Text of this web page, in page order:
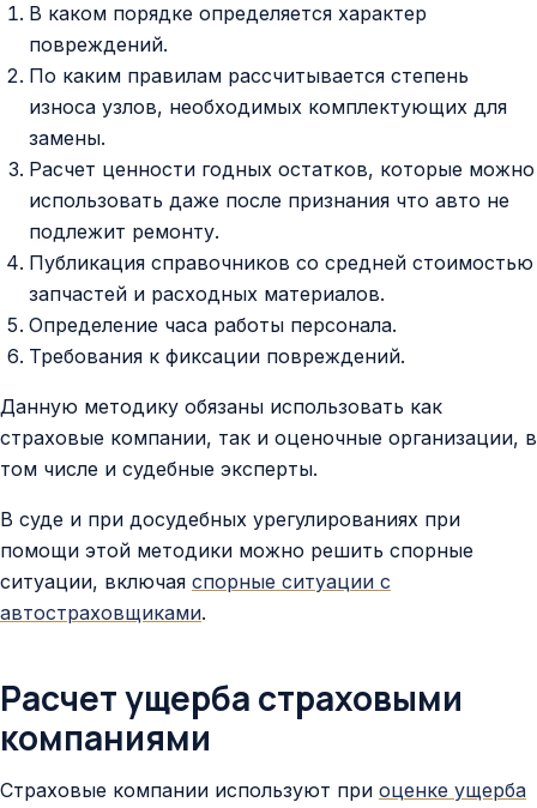
В каком порядке определяется характер
повреждений.
По каким правилам рассчитывается степень
износа узлов, необходимых комплектующих для
замены.
Расчет ценности годных остатков, которые можно
использовать даже после признания что авто не
подлежит ремонту.
Публикация справочников со средней стоимостью
запчастей и расходных материалов.
Определение часа работы персонала.
Требования к фиксации повреждений.
Данную методику обязаны использовать как
страховые компании, так и оценочные организации, в
том числе и судебные эксперты.
В суде и при досудебных урегулированиях при
помощи этой методики можно решить спорные
ситуации, включая спорные ситуации с
автостраховщиками.
Расчет ущерба страховыми
компаниями
Страховые компании используют при оценке ущерба